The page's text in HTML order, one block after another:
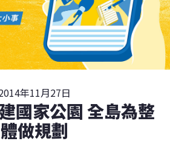
年11月27日
國家公園 全島為整
體做規劃